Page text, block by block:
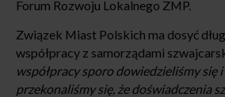
Forum Rozwoju Lokalnego ZMP.
Związek Miast Polskich ma dosyć
współpracy z samorządami
współpracy sporo dowiedzieliśmy się i
przekonaliśmy się, że doświadczenia